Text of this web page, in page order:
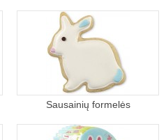
Sausainių formelės